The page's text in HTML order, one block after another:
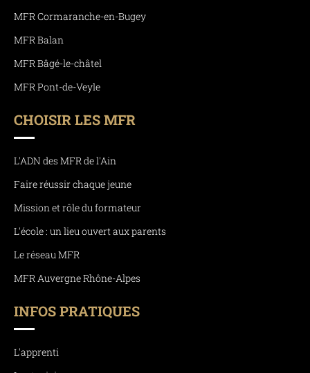
MFR Cormaranche-en-Bugey
MFR Balan
MFR Bâgé-le-châtel
MFR Pont-de-Veyle
CHOISIR LES MFR
L'ADN des MFR de l'Ain
Faire réussir chaque jeune
Mission et rôle du formateur
L'école : un lieu ouvert aux parents
Le réseau MFR
MFR Auvergne Rhône-Alpes
INFOS PRATIQUES
L'apprenti